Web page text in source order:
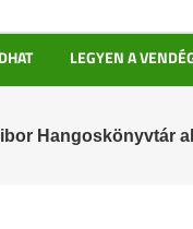
LEGYEN A
Hangoskönyvtár